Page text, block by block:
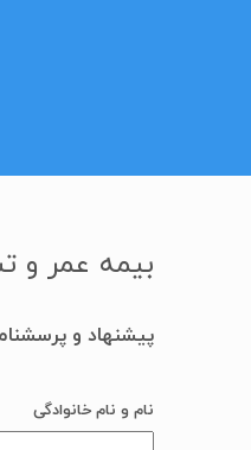
بیمه عمر و
پیشنهاد و
نام و نام خانوادگی